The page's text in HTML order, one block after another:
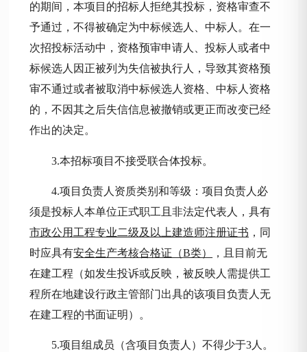
的期间，本项目的招标人拒绝其投标，资格审查不
予通过，不得被确定为中标候选人、中标人。在一
次招投标活动中，资格预审申请人、投标人或者中
标候选人因正被列为失信被执行人，导致其资格预
审不通过或者被取消中标候选人资格、中标人资格
的，不因其之后失信信息被撤销或更正而改变已经
作出的决定。
3.本招标项目不接受联合体投标。
4.项目负责人资质类别和等级：项目负责人必
须是投标人本单位正式职工且非法定代表人，具有
市政公用工程专业二级及以上建造师注册证书 ，同
时应具有安全生产考核合格证（B类）
，且目前无
在建工程（如发生投诉或反映，被反映人需提供工
程所在地建设行政主管部门出具的该项目负责人无
在建工程的书面证明）。
5.项目组成员（含项目负责人）不得少于3人。